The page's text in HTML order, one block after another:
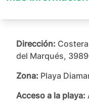
Dirección:
del Marqués,
Zona: Playa
Acceso a la playa: